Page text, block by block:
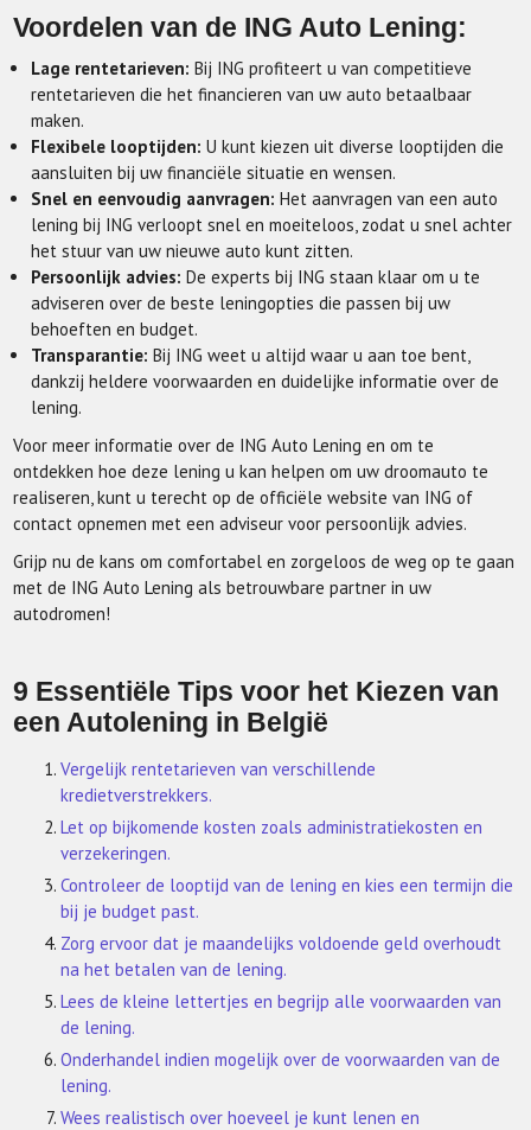
Voordelen van de ING Auto Lening:
Lage rentetarieven: Bij ING profiteert u van competitieve
rentetarieven die het financieren van uw auto betaalbaar
maken.
Flexibele looptijden: U kunt kiezen uit diverse looptijden die
aansluiten bij uw financiële situatie en wensen.
Snel en eenvoudig aanvragen: Het aanvragen van een auto
lening bij ING verloopt snel en moeiteloos, zodat u snel achter
het stuur van uw nieuwe auto kunt zitten.
Persoonlijk advies: De experts bij ING staan klaar om u te
adviseren over de beste leningopties die passen bij uw
behoeften en budget.
Transparantie: Bij ING weet u altijd waar u aan toe bent,
dankzij heldere voorwaarden en duidelijke informatie over de
lening.
Voor meer informatie over de ING Auto Lening en om te
ontdekken hoe deze lening u kan helpen om uw droomauto te
realiseren, kunt u terecht op de officiële website van ING of
contact opnemen met een adviseur voor persoonlijk advies.
Grijp nu de kans om comfortabel en zorgeloos de weg op te gaan
met de ING Auto Lening als betrouwbare partner in uw
autodromen!
9 Essentiële Tips voor het Kiezen van
een Autolening in België
Vergelijk rentetarieven van verschillende
kredietverstrekkers.
Let op bijkomende kosten zoals administratiekosten en
verzekeringen.
Controleer de looptijd van de lening en kies een termijn die
bij je budget past.
Zorg ervoor dat je maandelijks voldoende geld overhoudt
na het betalen van de lening.
Lees de kleine lettertjes en begrijp alle voorwaarden van
de lening.
Onderhandel indien mogelijk over de voorwaarden van de
lening.
Wees realistisch over hoeveel je kunt lenen en